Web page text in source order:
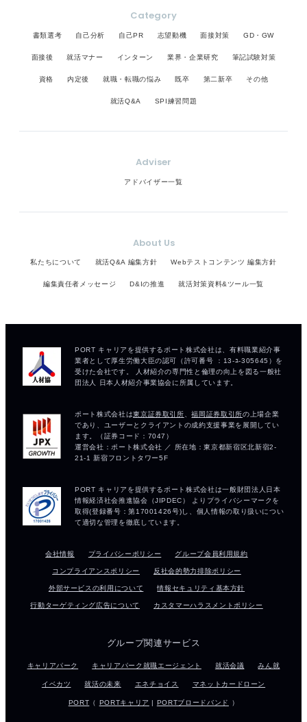
Category
書類選考 自己分析 自己PR 志望動機 面接対策 GD・GW
面接後 就活マナー インターン 業界・企業研究 筆記試験対策
資格 内定後 就職・転職の悩み 既卒 第二新卒 その他
就活Q&A SPI練習問題
Adviser
アドバイザー一覧
About Us
私たちについて 就活Q&A 編集方針 Webテストコンテンツ 編集方針
編集責任者メッセージ D&Iの推進 就活対策資料&ツール一覧
会社情報 プライバシーポリシー グループ会員利用規約
コンプライアンスポリシー 反社会的勢力排除ポリシー
外部サービスの利用について 情報セキュリティ基本方針
行動ターゲティング広告について カスタマーハラスメントポリシー